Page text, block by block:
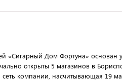
«Сигарный Дом Фортуна» основан
открыты 5 магазинов в
компании, насчитывающая 19